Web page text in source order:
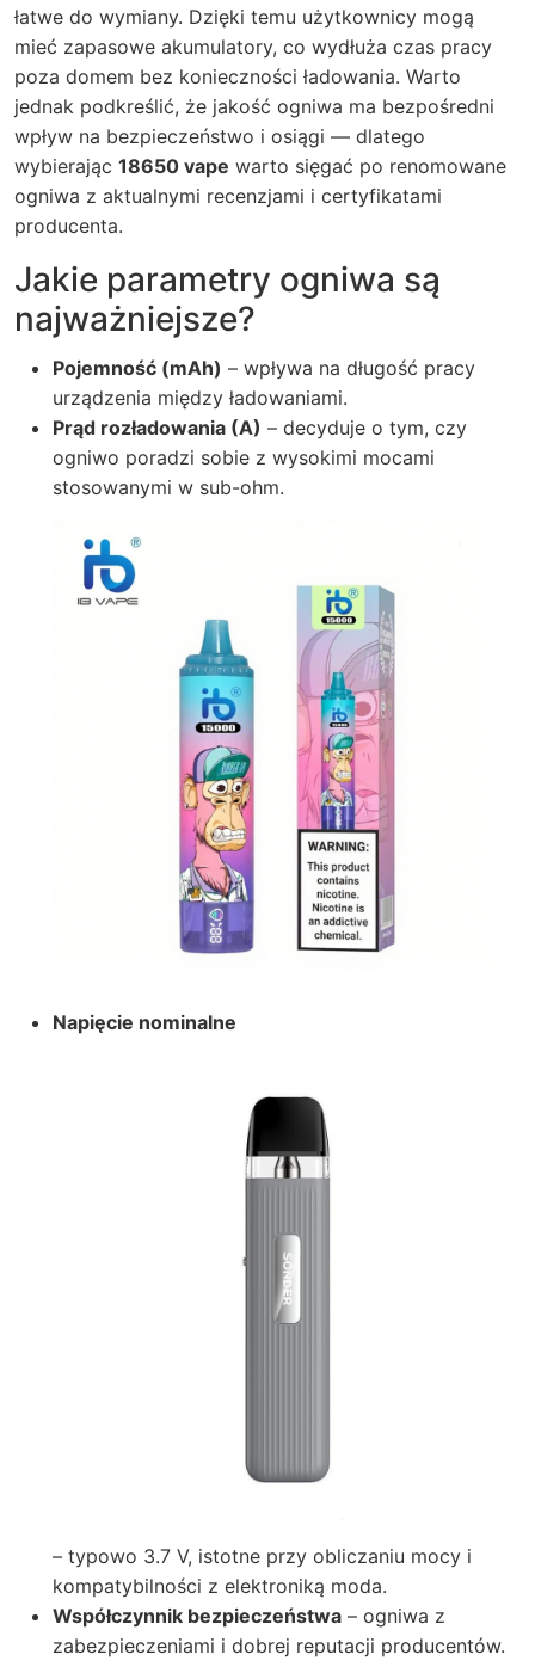
łatwe do wymiany. Dzięki temu użytkownicy mogą
mieć zapasowe akumulatory, co wydłuża czas pracy
poza domem bez konieczności ładowania. Warto
jednak podkreślić, że jakość ogniwa ma bezpośredni
wpływ na bezpieczeństwo i osiągi — dlatego
wybierając 18650 vape warto sięgać po renomowane
ogniwa z aktualnymi recenzjami i certyfikatami
producenta.
Jakie parametry ogniwa są
najważniejsze?
Pojemność (mAh) – wpływa na długość pracy
urządzenia między ładowaniami.
Prąd rozładowania (A) – decyduje o tym, czy
ogniwo poradzi sobie z wysokimi mocami
stosowanymi w sub-ohm.
Napięcie nominalne
– typowo 3.7 V, istotne przy obliczaniu mocy i
kompatybilności z elektroniką moda.
Współczynnik bezpieczeństwa – ogniwa z
zabezpieczeniami i dobrej reputacji producentów.